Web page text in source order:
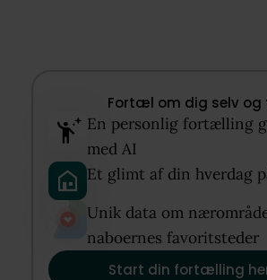
Fortæl om dig selv og
En personlig fortælling
med AI​
Et glimt af din hverdag
Unik data om
naboernes favoritsteder​
Start din fortælling